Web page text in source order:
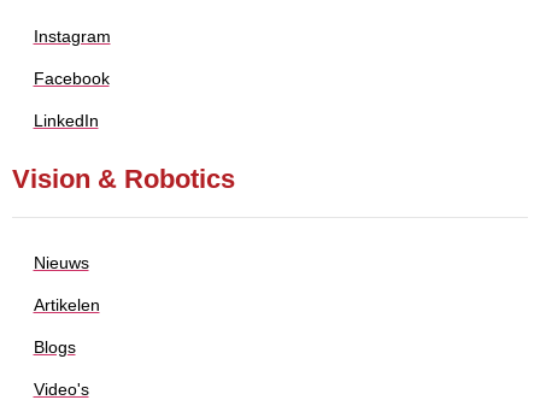
Instagram
Facebook
LinkedIn
Vision & Robotics
Nieuws
Artikelen
Blogs
Video's